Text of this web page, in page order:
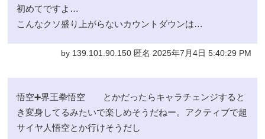
初めてですよ…
こんなクソ盛り上がらないカウントダウンは…
by 139.101.90.150 匿名 2025年7月4日 5:40:29 PM
悟空➕界王拳悟空 とかだったらキャラチェンジすると
き変身してるみたいで楽しめそうだねー。アクティブで超
サイヤ人悟空とか行けそうだし